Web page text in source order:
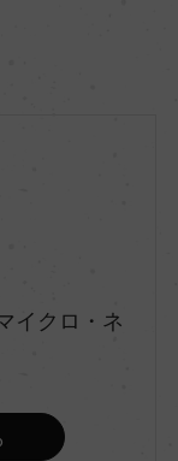
イクロ・ネ